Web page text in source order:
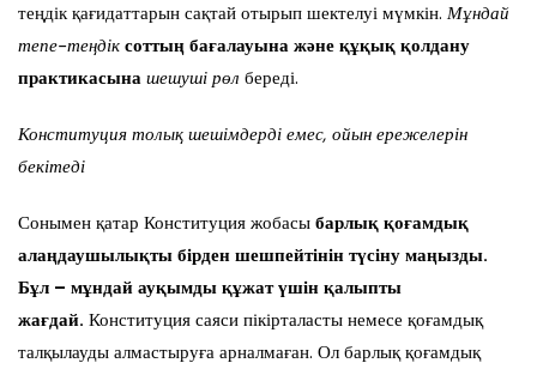
теңдік қағидаттарын сақтай отырып шектелуі мүмкін. Мұндай
тепе-теңдік соттың бағалауына және құқық қолдану
практикасына шешуші рөл береді.
Конституция толық шешімдерді емес, ойын ережелерін
бекітеді
Сонымен қатар Конституция жобасы барлық қоғамдық
алаңдаушылықты бірден шешпейтінін түсіну маңызды.
Бұл – мұндай ауқымды құжат үшін қалыпты
жағдай. Конституция саяси пікірталасты немесе қоғамдық
талқылауды алмастыруға арналмаған. Ол барлық қоғамдық